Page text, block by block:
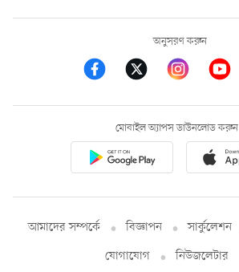
অনুসরণ করুন
মোবাইল অ্যাপস ডাউনলোড করুন
আমাদের সম্পর্কে বিজ্ঞাপন সার্কুলেশন
যোগাযোগ
নিউজলেটার